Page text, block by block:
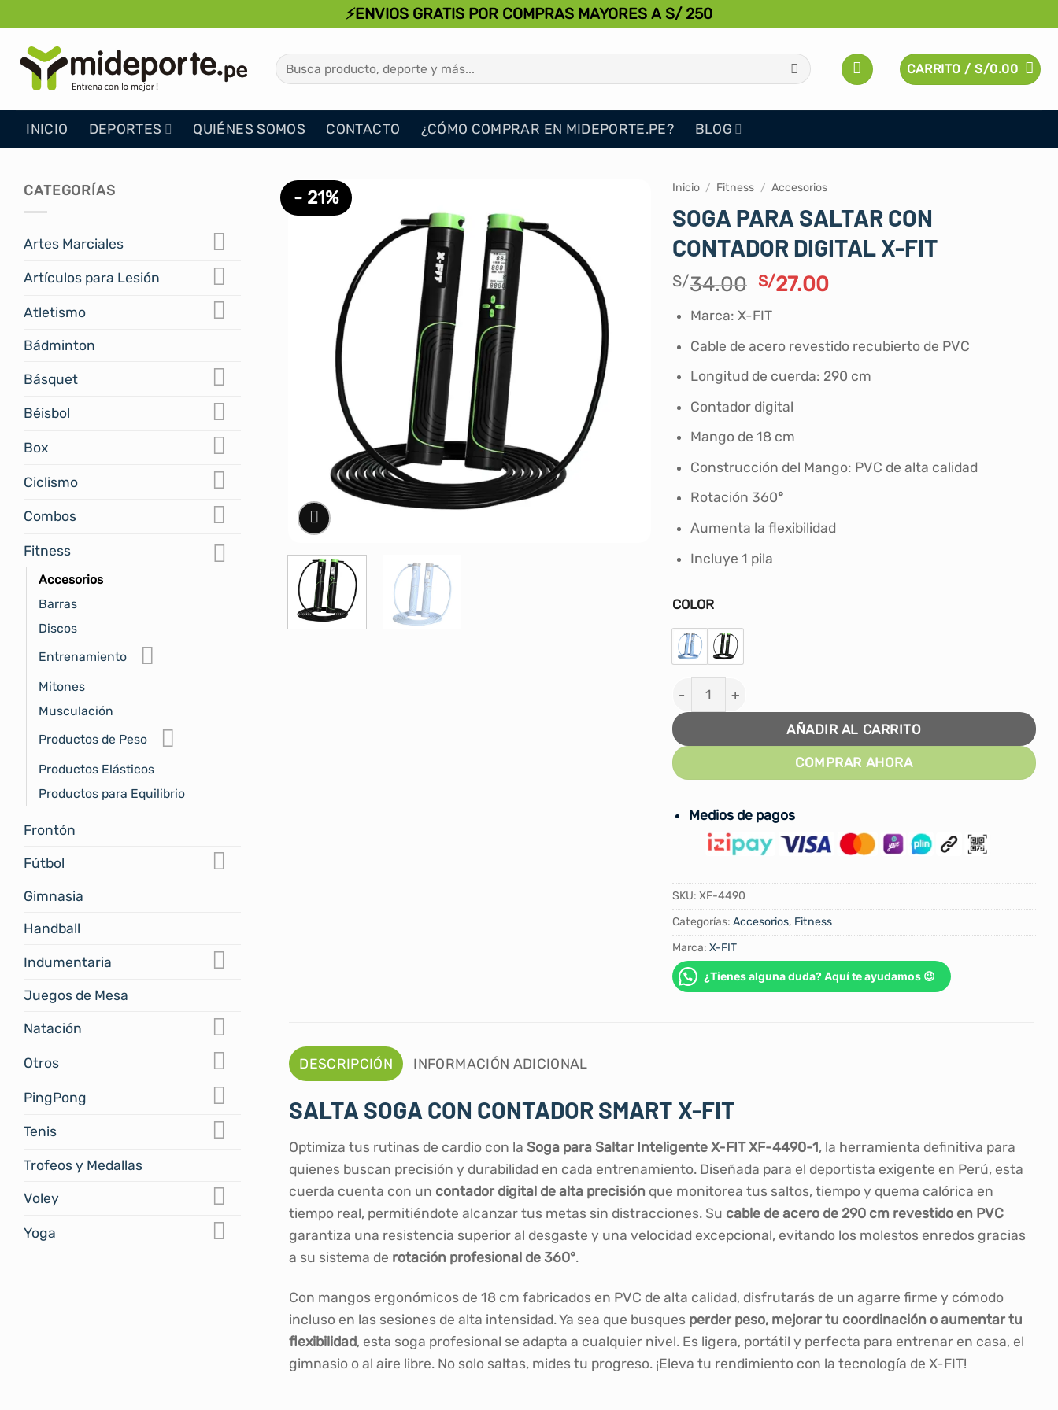
al
contenido
⚡ENVIOS GRATIS POR COMPRAS MAYORES A S/ 250
Buscar
por:
CARRITO /S/0.00
INICIO DEPORTES QUIÉNES SOMOS CONTACTO ¿CÓMO COMPRAR EN MIDEPORTE.PE? BLOG
CATEGORÍAS
Artes Marciales
Artículos para Lesión
Atletismo
Bádminton
Básquet
Béisbol
Box
Ciclismo
Combos
Fitness
Accesorios
Barras
Discos
Entrenamiento
Mitones
Musculación
Productos de Peso
Productos Elásticos
Productos para Equilibrio
Frontón
Fútbol
Gimnasia
Handball
Indumentaria
Juegos de Mesa
Natación
Otros
PingPong
Tenis
Trofeos y Medallas
Voley
Yoga
- 21% Inicio / Fitness / Accesorios
SOGA PARA SALTAR CON
CONTADOR DIGITAL X-FIT
S/34.00 El
precio
original
era:
S/34.00.
S/27.00El
es:
S/27.00.
Marca: X-FIT
Cable de acero revestido recubierto de PVC
Longitud de cuerda: 290 cm
Contador digital
Mango de 18 cm
Construcción del Mango: PVC de alta calidad
Rotación 360°
Aumenta la flexibilidad
Incluye 1 pila
COLOR
SOGA PARA SALTAR CON CONTADOR DIGITAL X-FIT
AÑADIR AL CARRITO
COMPRAR AHORA
Medios de pagos
SKU: XF-4490
Categorías: Accesorios, Fitness
Marca: X-FIT
¿Tienes alguna duda? Aquí te ayudamos 😉
DESCRIPCIÓN INFORMACIÓN ADICIONAL
SALTA SOGA CON CONTADOR SMART X-FIT
Optimiza tus rutinas de cardio con la Soga para Saltar Inteligente X-FIT XF-4490-1, la herramienta definitiva para
quienes buscan precisión y durabilidad en cada entrenamiento. Diseñada para el deportista exigente en Perú, esta
cuerda cuenta con un contador digital de alta precisión que monitorea tus saltos, tiempo y quema calórica en
tiempo real, permitiéndote alcanzar tus metas sin distracciones. Su cable de acero de 290 cm revestido en PVC
garantiza una resistencia superior al desgaste y una velocidad excepcional, evitando los molestos enredos gracias
a su sistema de rotación profesional de 360°.
Con mangos ergonómicos de 18 cm fabricados en PVC de alta calidad, disfrutarás de un agarre firme y cómodo
incluso en las sesiones de alta intensidad. Ya sea que busques perder peso, mejorar tu coordinación o aumentar tu
flexibilidad, esta soga profesional se adapta a cualquier nivel. Es ligera, portátil y perfecta para entrenar en casa, el
gimnasio o al aire libre. No solo saltas, mides tu progreso. ¡Eleva tu rendimiento con la tecnología de X-FIT!